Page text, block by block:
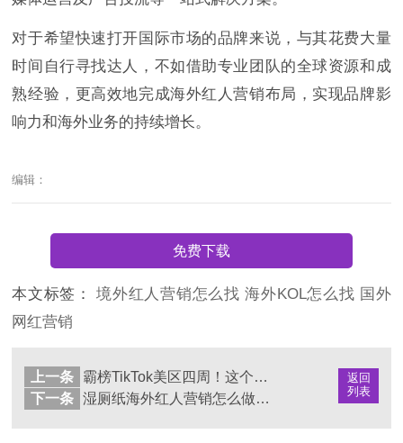
对于希望快速打开国际市场的品牌来说，与其花费大量
时间自行寻找达人，不如借助专业团队的全球资源和成
熟经验，更高效地完成海外红人营销布局，实现品牌影
响力和海外业务的持续增长。
编辑：
免费下载
本文标签：境外红人营销怎么找海外KOL怎么找 国外
网红营销
返回
列表
上一条
霸榜TikTok美区四周！这个护肤品牌靠海外红人营销引爆面部护理赛道
下一条
湿厕纸海外红人营销怎么做？品牌出海推广策略解析